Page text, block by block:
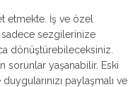
etmekte. İş ve özel
sadece sezgilerinize
dönüştürebileceksiniz.
sorunlar yaşanabilir. Eski
paylaşmalı ve